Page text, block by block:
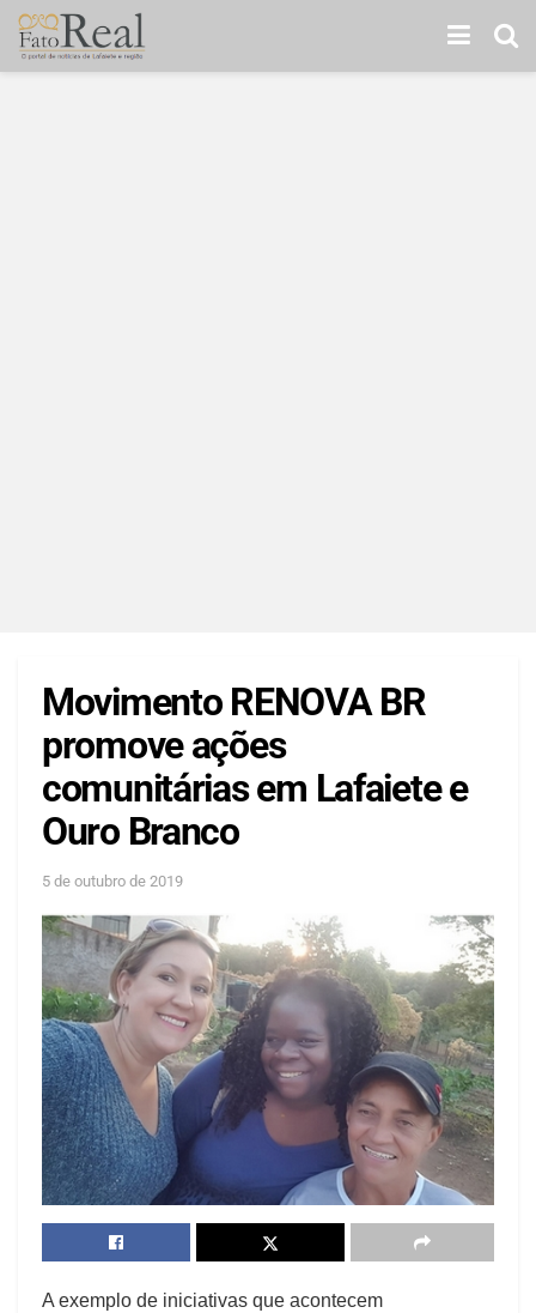
Movimento RENOVA BR
promove ações
comunitárias em Lafaiete e
Ouro Branco
5 de outubro de 2019
A exemplo de iniciativas que acontecem